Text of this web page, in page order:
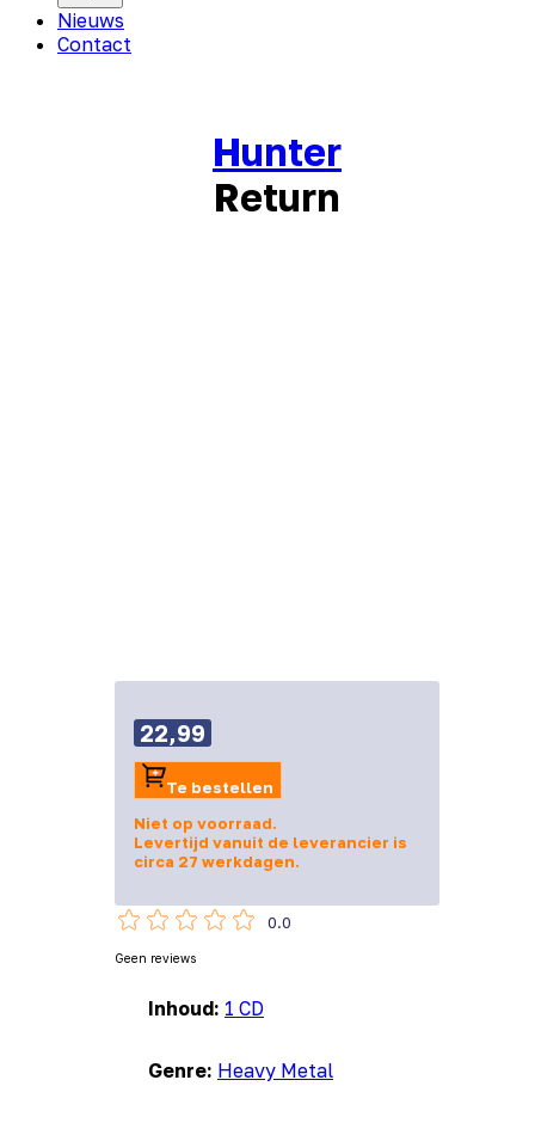
Nieuws
Contact
Hunter
Return
Inhoud: 1 CD
Genre: Heavy Metal
22,99
Te bestellen
Niet op voorraad.
Levertijd vanuit de leverancier is
circa 27 werkdagen.
0.0
Geen reviews